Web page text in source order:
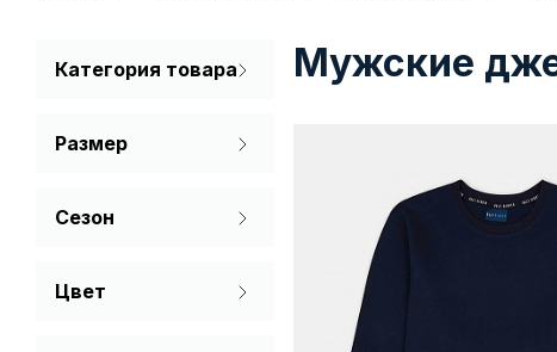
Капсула
Аутлет
Категория товара
Свитер
Размер
60
Сезон
Цвет
Мужские